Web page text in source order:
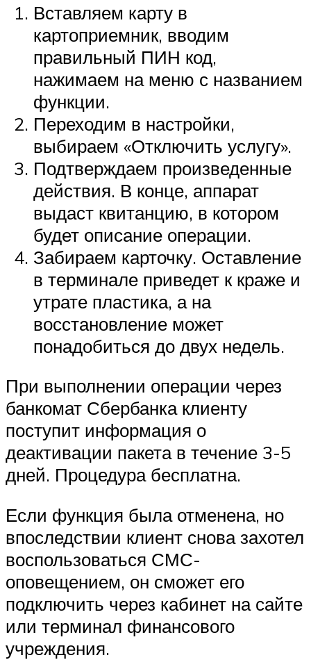
Вставляем карту в
картоприемник, вводим
правильный ПИН код,
нажимаем на меню с названием
функции.
Переходим в настройки,
выбираем «Отключить услугу».
Подтверждаем произведенные
действия. В конце, аппарат
выдаст квитанцию, в котором
будет описание операции.
Забираем карточку. Оставление
в терминале приведет к краже и
утрате пластика, а на
восстановление может
понадобиться до двух недель.
При выполнении операции через
банкомат Сбербанка клиенту
поступит информация о
деактивации пакета в течение 3-5
дней. Процедура бесплатна.
Если функция была отменена, но
впоследствии клиент снова захотел
воспользоваться СМС-
оповещением, он сможет его
подключить через кабинет на сайте
или терминал финансового
учреждения.